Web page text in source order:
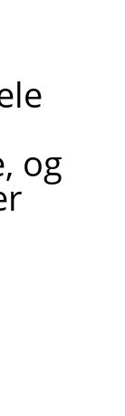
og